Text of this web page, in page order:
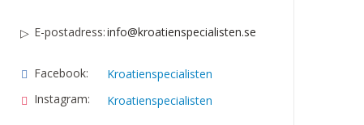
E-postadress:info@kroatienspecialisten.se
Facebook:
Kroatienspecialisten
Instagram:
Kroatienspecialisten